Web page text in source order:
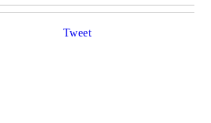
4 ПОЛЕТА
Tweet